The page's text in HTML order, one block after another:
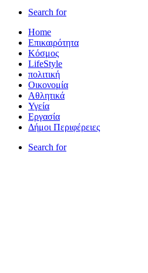
Search for
Home
Επικαιρότητα
Κόσμος
LifeStyle
πολιτική
Οικονομία
Αθλητικά
Υγεία
Εργασία
Δήμοι Περιφέρειες
Search for